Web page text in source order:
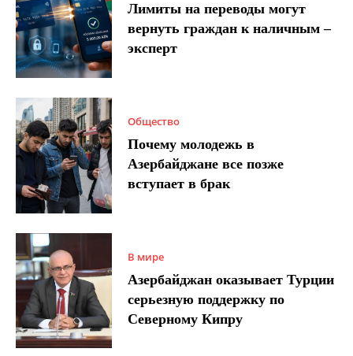
Лимиты на переводы могут
вернуть граждан к наличным –
эксперт
Общество
Почему молодежь в
Азербайджане все позже
вступает в брак
В мире
Азербайджан оказывает Турции
серьезную поддержку по
Северному Кипру